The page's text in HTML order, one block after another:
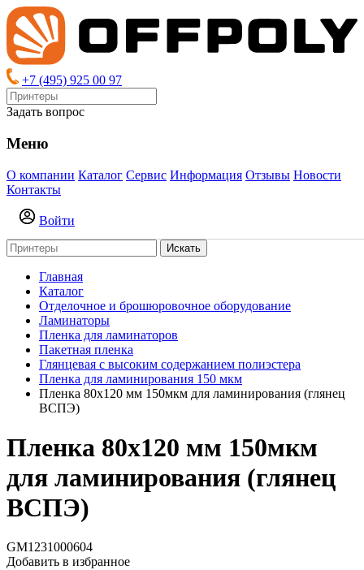
+7 (495) 925 00 97
Задать вопрос
Меню
О компании Каталог Сервис Информация Отзывы Новости
Контакты
Войти
Искать
Главная
Каталог
Отделочное и брошюровочное оборудование
Ламинаторы
Пленка для ламинаторов
Пакетная пленка
Глянцевая с высоким содержанием полиэстера
Пленка для ламинирования 150 мкм
Пленка 80х120 мм 150мкм для ламинирования (глянец
ВСПЭ)
Пленка 80х120 мм 150мкм
для ламинирования (глянец
ВСПЭ)
GM1231000604
Добавить в избранное